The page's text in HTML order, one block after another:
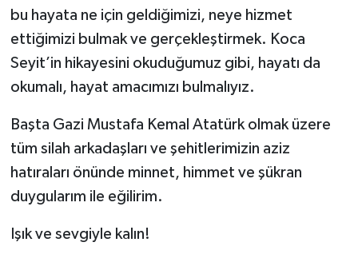
bu hayata ne için geldiğimizi, neye hizmet
ettiğimizi bulmak ve gerçekleştirmek. Koca
Seyit’in hikayesini okuduğumuz gibi, hayatı da
okumalı, hayat amacımızı bulmalıyız.
Başta Gazi Mustafa Kemal Atatürk olmak üzere
tüm silah arkadaşları ve şehitlerimizin aziz
hatıraları önünde minnet, himmet ve şükran
duygularım ile eğilirim.
Işık ve sevgiyle kalın!